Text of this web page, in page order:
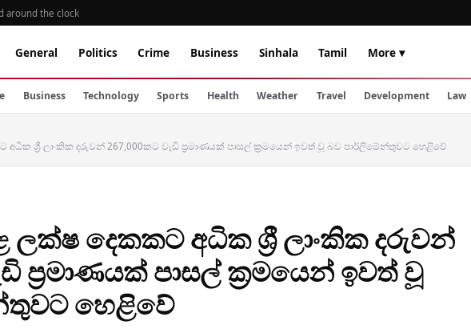
around the clock
General Politics Crime Business Sinhala Tamil More ▾
Business Technology Sports Health Weather Travel Development Law
ශ්‍රී ලාංකික දරුවන් 267,000කට වැඩි ප්‍රමාණයක් පාසල් ක්‍රමයෙන් ඉවත් වූ බව පාර්ලිමේන්තුවට හෙළිවේ
දෙකකට අධික ශ්‍රී ලාංකික දරුවන්
ප්‍රමාණයක් පාසල් ක්‍රමයෙන් ඉවත් වූ
හෙළිවේ